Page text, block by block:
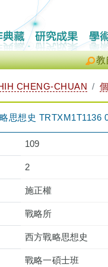
教
CHENG-CHUAN
思想史 TRTXM1T1136
109
2
施正權
戰略所
西方戰略思想史
戰略一碩士班